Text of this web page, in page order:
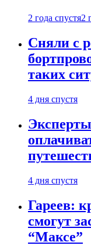
2 года спустя2
Сняли с
таких
4 дня спустя
4 дня спустя
Гареев:
смогут
“Максе”